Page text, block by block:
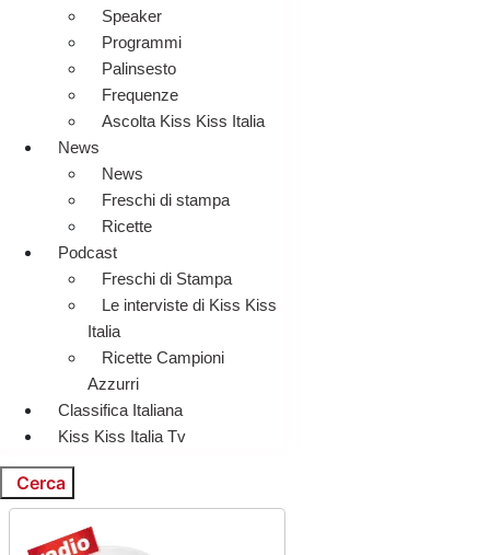
Speaker
Programmi
Palinsesto
Frequenze
Ascolta Kiss Kiss Italia
News
News
Freschi di stampa
Ricette
Podcast
Freschi di Stampa
Le interviste di Kiss Kiss
Italia
Ricette Campioni
Azzurri
Classifica Italiana
Kiss Kiss Italia Tv
Cerca